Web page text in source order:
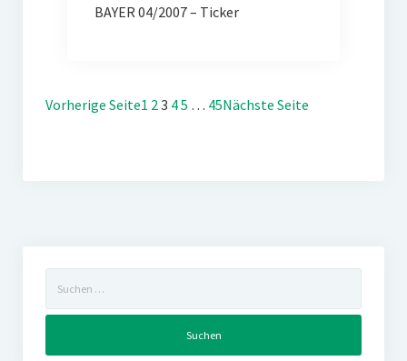
BAYER 04/2007 – Ticker
Vorherige Seite1 23 45 … 45Nächste Seite
nach: